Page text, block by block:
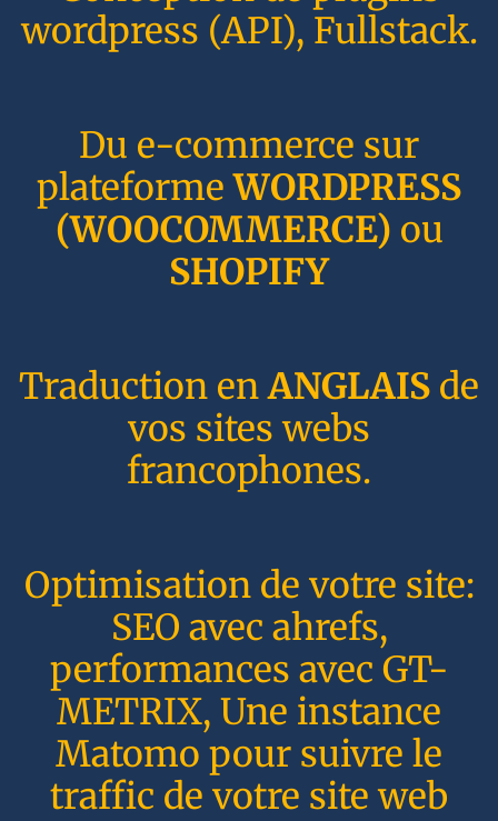
wordpress (API), Fullstack.
Du e-commerce sur
plateformeWORDPRESS
(WOOCOMMERCE) ou
SHOPIFY
Traduction enANGLAIS de
vos sites webs
francophones.
Optimisation de votre site:
SEO avec ahrefs,
performances avec GT-
METRIX, Une instance
Matomo pour suivre le
traffic de votre site web